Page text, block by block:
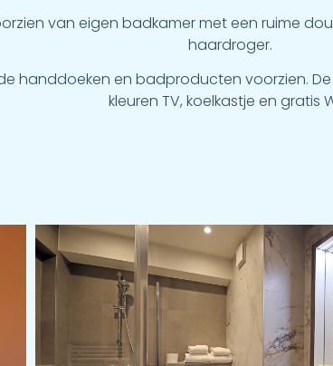
van eigen badkamer met een ruime
haardroger.
handdoeken en badproducten voorzien.
kleuren TV, koelkastje en gratis